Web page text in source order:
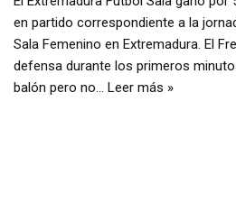
en partido correspondiente a la
Sala Femenino en Extremadura. El
defensa durante los primeros
balón pero no… Leer más »